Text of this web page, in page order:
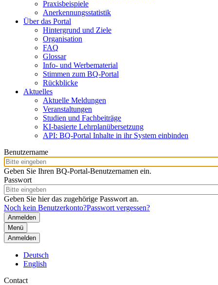
Praxisbeispiele
Anerkennungsstatistik
Über das Portal
Hintergrund und Ziele
Organisation
FAQ
Glossar
Info- und Werbematerial
Stimmen zum BQ-Portal
Rückblicke
Aktuelles
Aktuelle Meldungen
Veranstaltungen
Studien und Fachbeiträge
KI-basierte Lehrplanübersetzung
API: BQ-Portal Inhalte in ihr System einbinden
Benutzername
Geben Sie Ihren BQ-Portal-Benutzernamen ein.
Passwort
Geben Sie hier das zugehörige Passwort an.
Noch kein Benutzerkonto?Passwort vergessen?
Menü
Anmelden
Deutsch
English
Contact